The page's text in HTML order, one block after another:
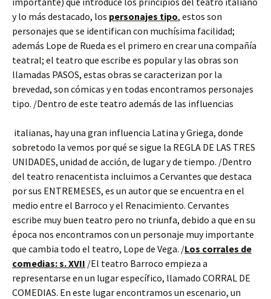
y lo más destacado, los personajes tipo, estos son
personajes que se identifican con muchísima facilidad;
además Lope de Rueda es el primero en crear una compañía
teatral; el teatro que escribe es popular y las obras son
llamadas PASOS, estas obras se caracterizan por la
brevedad, son cómicas y en todas encontramos personajes
tipo. /Dentro de este teatro además de las influencias
italianas, hay una gran influencia Latina y Griega, donde
sobretodo la vemos por qué se sigue la REGLA DE LAS TRES
UNIDADES, unidad de acción, de lugar y de tiempo. /Dentro
del teatro renacentista incluimos a Cervantes que destaca
por sus ENTREMESES, es un autor que se encuentra en el
medio entre el Barroco y el Renacimiento. Cervantes
escribe muy buen teatro pero no triunfa, debido a que en su
época nos encontramos con un personaje muy importante
que cambia todo el teatro, Lope de Vega. /Los corrales de
comedias: s. XVII /El teatro Barroco empieza a
representarse en un lugar específico, llamado CORRAL DE
COMEDIAS. En este lugar encontramos un escenario, un